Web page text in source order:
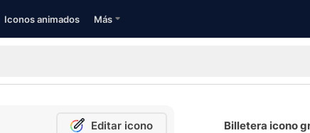
Iconos animados Más
Editar icono Billetera icono